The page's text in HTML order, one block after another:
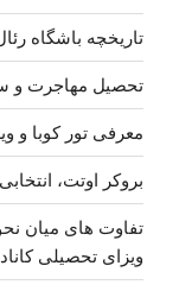
تاریخچه باشگاه
تحصیل مهاجرت و
معرفی تور کوبا و
بروکر اوتت،
تفاوت های میان
ویزای تحصیلی